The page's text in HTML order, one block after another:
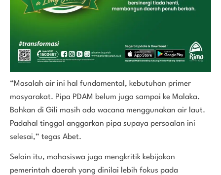
“Masalah air ini hal fundamental, kebutuhan primer
masyarakat. Pipa PDAM belum juga sampai ke Malaka.
Bahkan di Gili masih ada wacana menggunakan air laut.
Padahal tinggal anggarkan pipa supaya persoalan ini
selesai,” tegas Abet.
Selain itu, mahasiswa juga mengkritik kebijakan
pemerintah daerah yang dinilai lebih fokus pada